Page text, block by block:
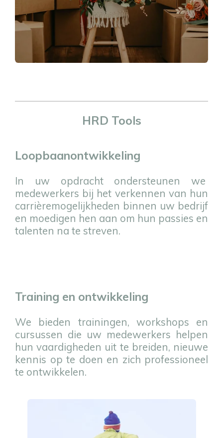
HRD Tools
Loopbaanontwikkeling
In uw opdracht ondersteunen we
medewerkers bij het verkennen van hun
carrièremogelijkheden binnen uw bedrijf
en moedigen hen aan om hun passies en
talenten na te streven.
Training en ontwikkeling
We bieden trainingen, workshops en
cursussen die uw medewerkers helpen
hun vaardigheden uit te breiden, nieuwe
kennis op te doen en zich professioneel
te ontwikkelen.